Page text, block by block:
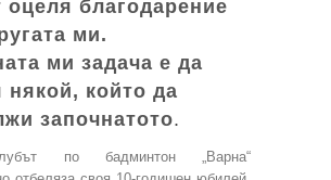
оцеля благодарение
ми.
ми задача е да
някой, който да
започнатото.
по бадминтон „Варна“